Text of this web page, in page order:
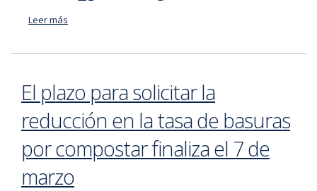
Leer más
El plazo para solicitar la
reducción en la tasa de basuras
por compostar finaliza el 7 de
marzo